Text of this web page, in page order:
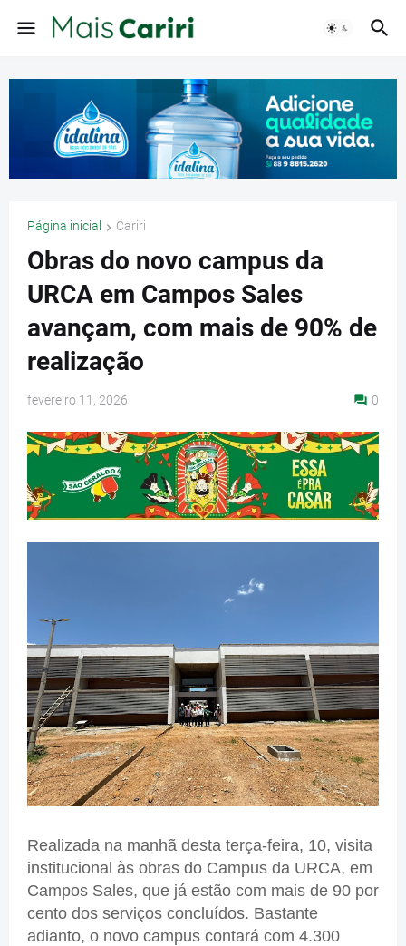
Página inicial Cariri
Obras do novo campus da
URCA em Campos Sales
avançam, com mais de 90% de
realização
fevereiro 11, 2026 0
Realizada na manhã desta terça-feira, 10, visita
institucional às obras do Campus da URCA, em
Campos Sales, que já estão com mais de 90 por
cento dos serviços concluídos. Bastante
adianto, o novo campus contará com 4.300